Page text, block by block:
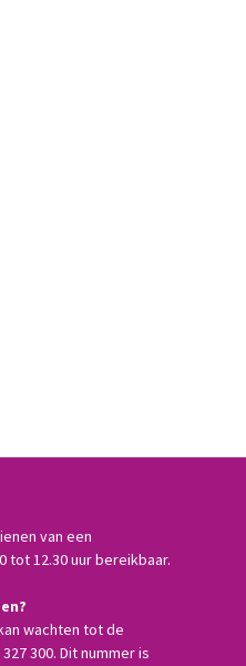
van een
tot 12.30 uur bereikbaar.
wachten tot de
300. Dit nummer is